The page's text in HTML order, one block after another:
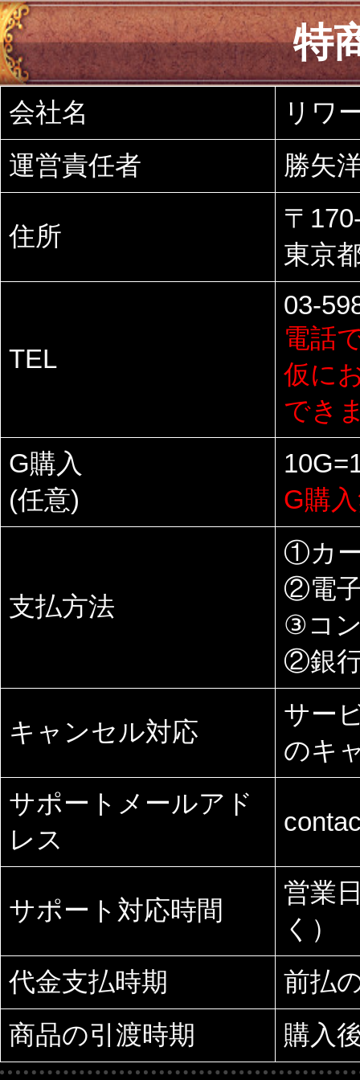
特
会社名
リワ
運営責任者
勝矢
住所
〒
東京
TEL
03-
電話
仮に
でき
G購入
(任意)
G購
支払方法
①カ
②電
③コ
②銀
キャンセル対応
サー
のキ
サポートメールアド
レス
サポート対応時間
営業
く）
代金支払時期
前払
商品の引渡時期
購入